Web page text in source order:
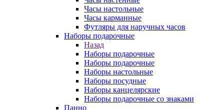
Часы настольные
Часы карманные
Футляры для наручных часов
Наборы подарочные
Назад
Наборы подарочные
Наборы подарочные
Наборы настольные
Наборы посудные
Наборы канцелярские
Наборы подарочные со знаками
Панно